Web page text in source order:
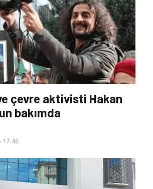
çevre aktivisti Hakan
bakımda
17:46